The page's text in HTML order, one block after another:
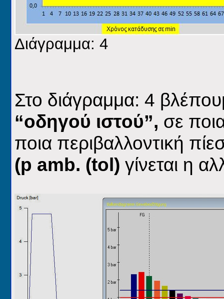
Διάγραμμα: 4
Στο διάγραμμα: 4
“οδηγού ιστού”, σε
ποια περιβαλλοντική
(p amb. (tol) γίνεται η